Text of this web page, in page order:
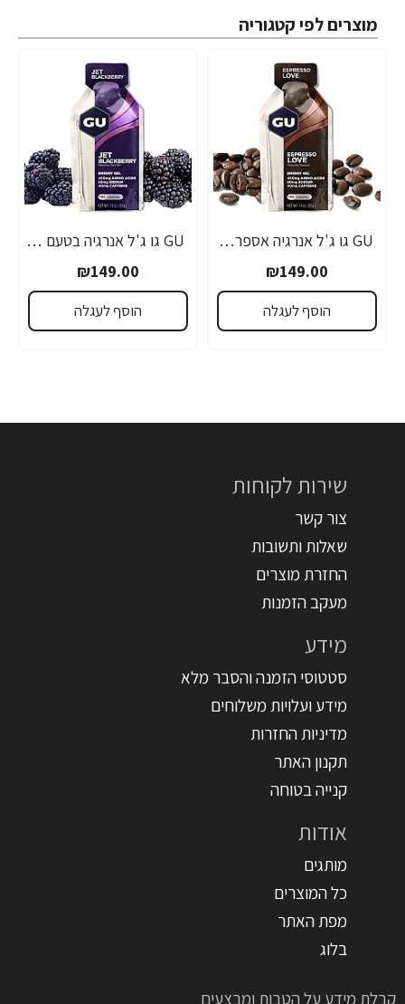
מוצרים לפי קטגוריה
GU גו ג'ל אנרגיה אספרסו 32 גרם - 24 יחידות
₪149.00
הוסף לעגלה
GU גו ג'ל אנרגיה בטעם פטל שחור 32 גרם - 24 יחידות
₪149.00
הוסף לעגלה
שירות לקוחות
צור קשר
שאלות ותשובות
החזרת מוצרים
מעקב הזמנות
מידע
סטטוסי הזמנה והסבר מלא
מידע ועלויות משלוחים
מדיניות החזרות
תקנון האתר
קנייה בטוחה
אודות
מותגים
כל המוצרים
מפת האתר
בלוג
קבלת מידע על הטבות ומבצעים